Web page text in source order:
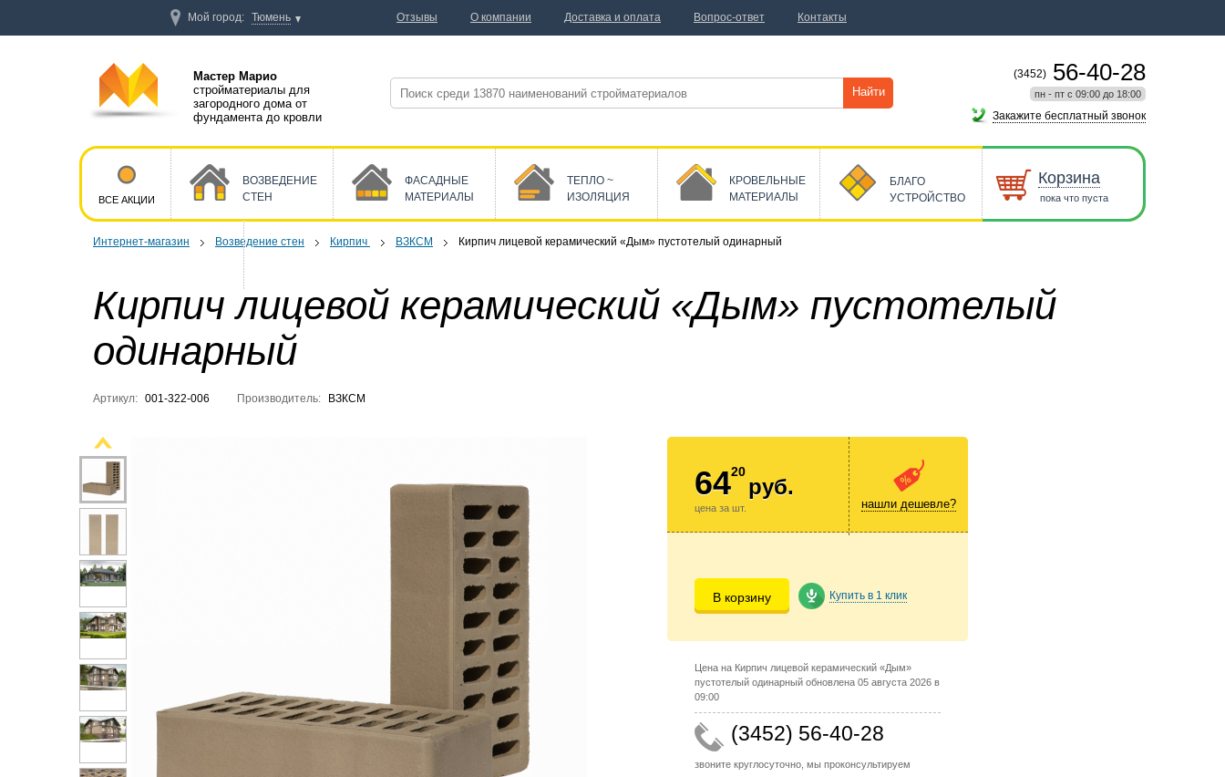
Интернет-магазин Возведение стен Кирпич ВЗКСМ Кирпич лицевой керамический «Дым» пустотелый одинарный
Кирпич лицевой керамический «Дым» пустотелый
одинарный
Артикул: 001-322-006 Производитель: ВЗКСМ
6420
руб.
цена за шт. нашли дешевле?
В корзину Купить в 1 клик
Цена на Кирпич лицевой керамический «Дым»
пустотелый одинарный обновлена 05 августа 2026 в
09:00
(3452) 56-40-28
звоните круглосуточно, мы проконсультируем
Мастер Марио
стройматериалы для
загородного дома от
фундамента до кровли
Найти
(3452) 56-40-28
пн - пт с 09:00 до 18:00
Закажите бесплатный звонок
ВСЕ АКЦИИ
ВОЗВЕДЕНИЕ
СТЕН
ФАСАДНЫЕ
МАТЕРИАЛЫ
ТЕПЛО ~
ИЗОЛЯЦИЯ
КРОВЕЛЬНЫЕ
МАТЕРИАЛЫ
БЛАГО
УСТРОЙСТВО
Корзина
пока что пуста
Мой город: Тюмень Отзывы О компании Доставка и оплата Вопрос-ответ Контакты